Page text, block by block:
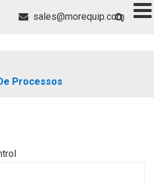
sales@morequip.com
Processos